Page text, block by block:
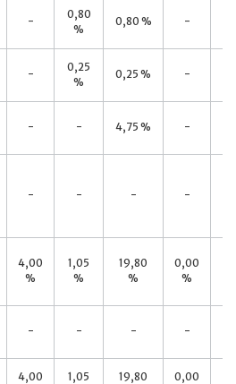
-
0,80
%
0,80 % -
-
0,25
%
0,25 % -
- - 4,75 % -
- - - -
4,00
%
1,05
%
19,80
%
0,00
%
- - - -
4,00
1,05
19,80
0,00